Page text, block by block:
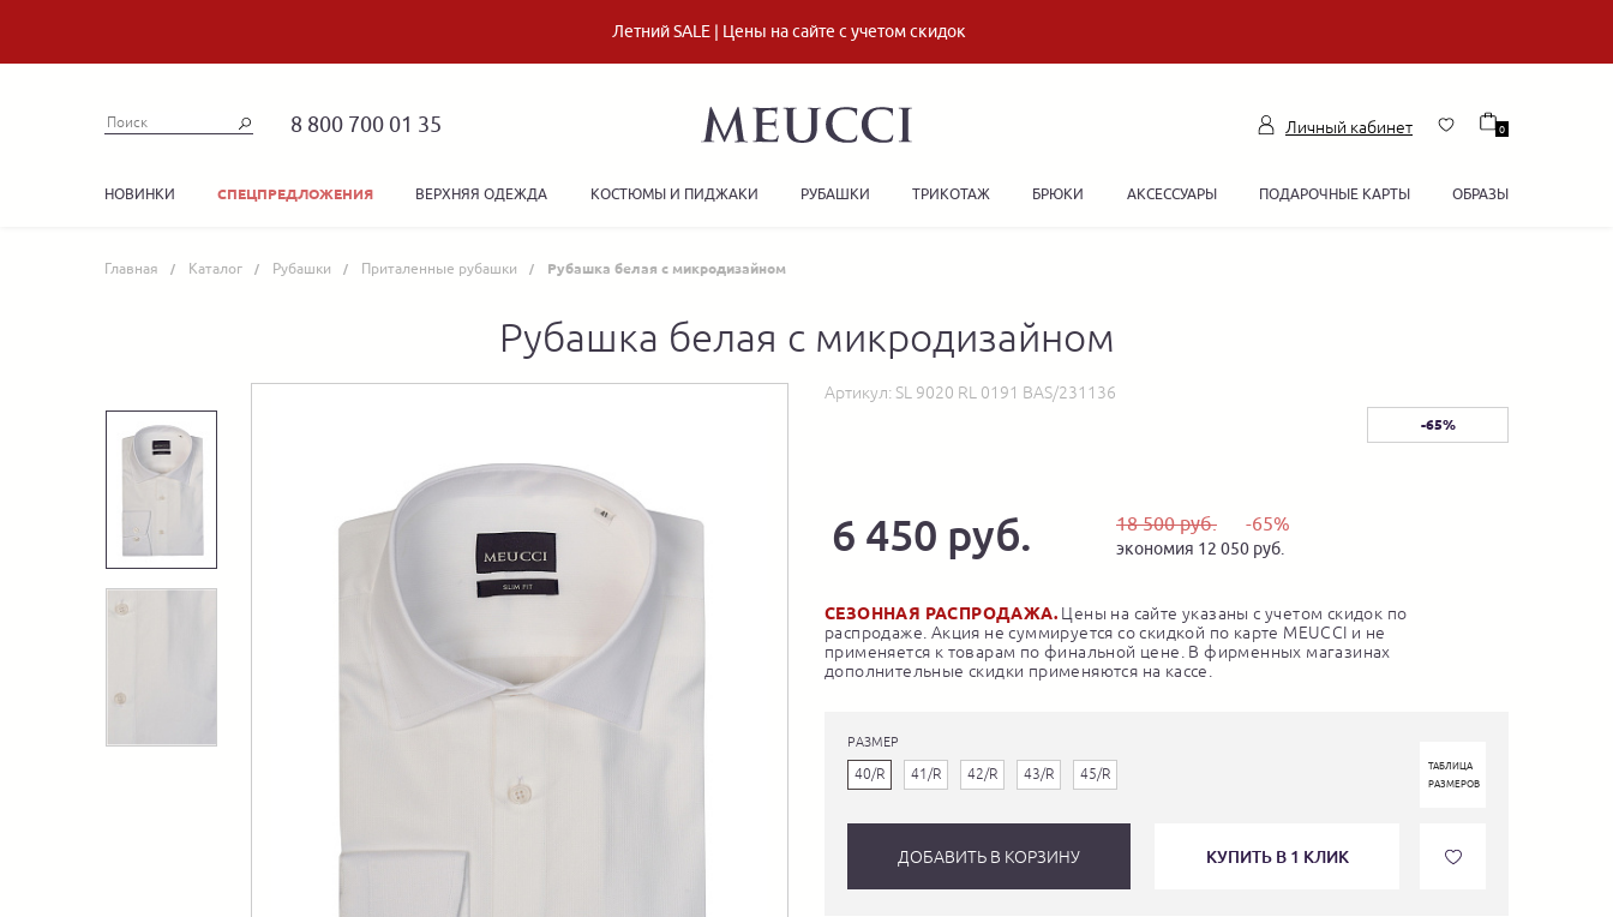
Летний SALE | Цены на сайте с учетом скидок
8 800 700 01 35 Личный кабинет 0
НОВИНКИ СПЕЦПРЕДЛОЖЕНИЯ ВЕРХНЯЯ ОДЕЖДА КОСТЮМЫ И ПИДЖАКИ РУБАШКИ ТРИКОТАЖ БРЮКИ АКСЕССУАРЫ ПОДАРОЧНЫЕ КАРТЫ ОБРАЗЫ
Главная Каталог Рубашки Приталенные рубашки Рубашка белая с микродизайном
Рубашка белая с микродизайном
Артикул: SL 9020 RL 0191 BAS/231136
-65%
6 450 руб. 18 500 руб. -65%
экономия 12 050 руб.
СЕЗОННАЯ РАСПРОДАЖА. Цены на сайте указаны с учетом скидок по
распродаже. Акция не суммируется со скидкой по карте MEUCCI и не
применяется к товарам по финальной цене. В фирменных магазинах
дополнительные скидки применяются на кассе.
РАЗМЕР
40/R 41/R 42/R 43/R 45/R
ТАБЛИЦА
РАЗМЕРОВ
ДОБАВИТЬ В КОРЗИНУ КУПИТЬ В 1 КЛИК